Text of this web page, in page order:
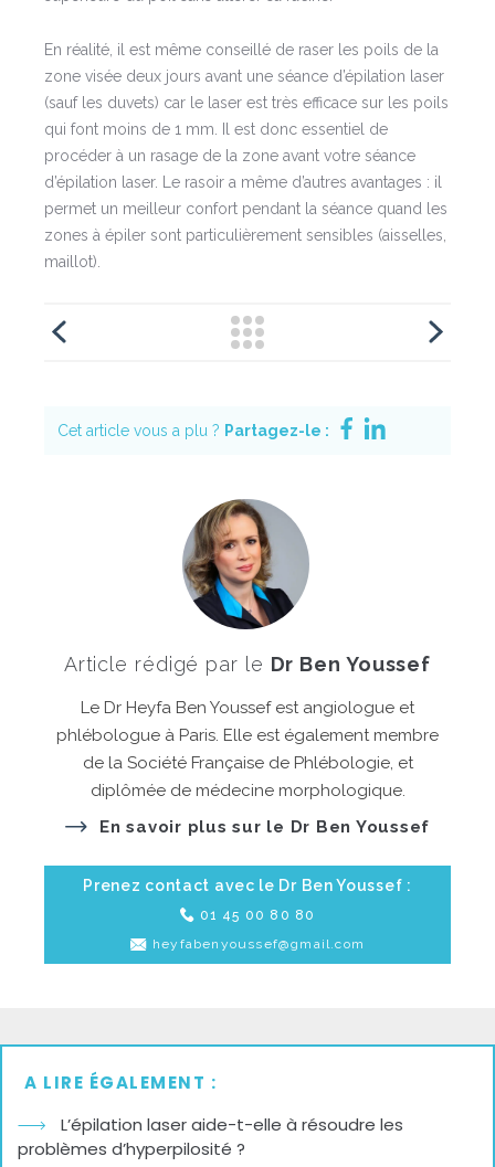
En réalité, il est même conseillé de raser les poils de la
zone visée deux jours avant une séance d’épilation laser
(sauf les duvets) car le laser est très efficace sur les poils
qui font moins de 1 mm. Il est donc essentiel de
procéder à un rasage de la zone avant votre séance
d’épilation laser. Le rasoir a même d’autres avantages : il
permet un meilleur confort pendant la séance quand les
zones à épiler sont particulièrement sensibles (aisselles,
maillot).
Cet article vous a plu ? Partagez-le :
Article rédigé par le Dr Ben Youssef
Le Dr Heyfa Ben Youssef est angiologue et
phlébologue à Paris. Elle est également membre
de la Société Française de Phlébologie, et
diplômée de médecine morphologique.
En savoir plus sur le Dr Ben Youssef
Prenez contact avec le Dr Ben Youssef :
01 45 00 80 80
heyfabenyoussef@gmail.com
A LIRE ÉGALEMENT :
L’épilation laser aide-t-elle à résoudre les
problèmes d’hyperpilosité ?